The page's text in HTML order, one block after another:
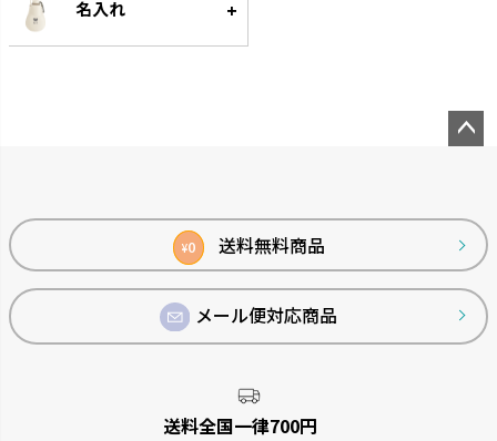
名入れ
¥0 送料無料商品
メール便対応商品
送料全国一律700円
ップ
へ